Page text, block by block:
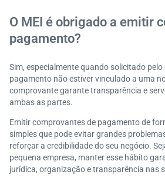
O MEI é obrigado a emitir
pagamento?
Sim, especialmente quando solicitado
pagamento não estiver vinculado a uma
comprovante garante transparência e
ambas as partes.
Emitir comprovantes de pagamento de
simples que pode evitar grandes
reforçar a credibilidade do seu negócio.
pequena empresa, manter esse hábito
jurídica, organização e transparência nas